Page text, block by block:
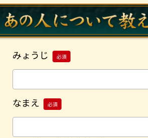
みょうじ 必須
なまえ 必須